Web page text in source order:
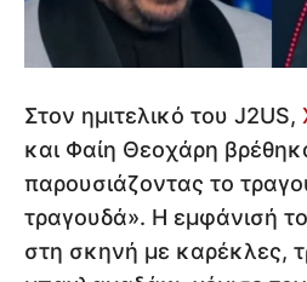
Στον ημιτελικό του J2US,
και Φαίη Θεοχάρη
παρουσιάζοντας το
τραγουδά». Η εμφάνισή
στη σκηνή με καρέκλες,